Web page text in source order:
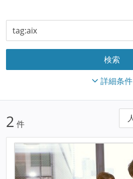
詳細条件
2 件